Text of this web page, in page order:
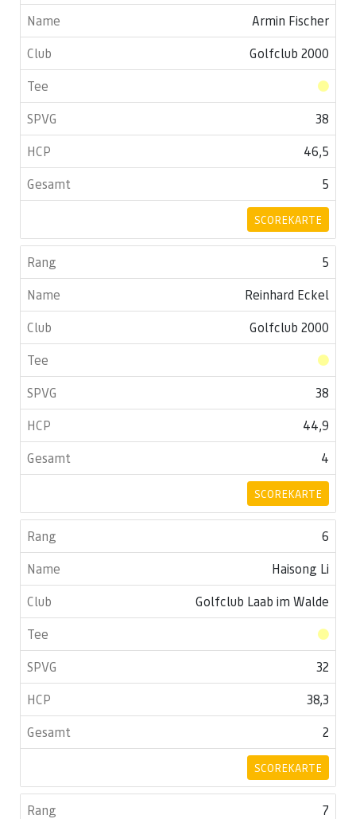
Armin Fischer
Golfclub 2000
38
46,5
5
SCOREKARTE
5
Reinhard Eckel
Golfclub 2000
38
44,9
4
SCOREKARTE
6
Haisong Li
Golfclub Laab im Walde
32
38,3
2
SCOREKARTE
7